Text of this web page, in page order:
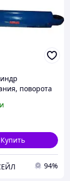
поворота
4.11(797)
Купить
94%